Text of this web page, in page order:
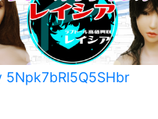
5Npk7bRl5Q5SHbr